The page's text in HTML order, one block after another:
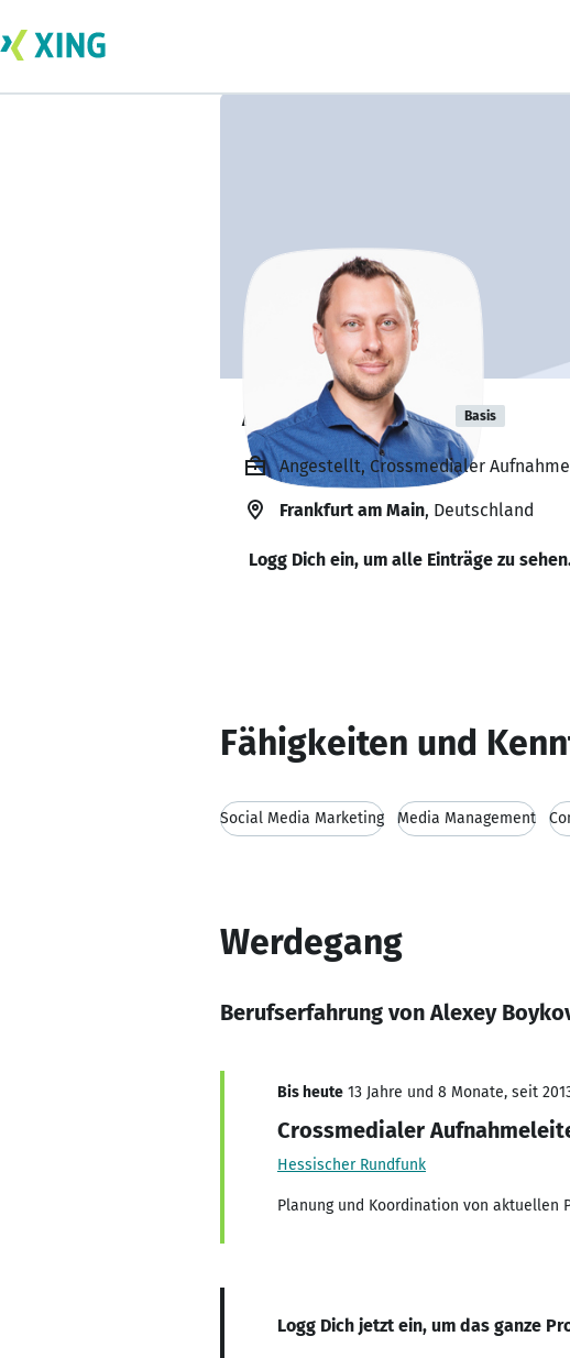
Alexey Boykov Basis
Angestellt, Crossmedialer
Frankfurt am Main, Deutschland
Logg Dich ein, um alle Einträge zu
Fähigkeiten und
Social Media Marketing Media Management
Werdegang
Berufserfahrung von Alexey
Bis heute 13 Jahre und 8 Monate, seit
Crossmedialer
Hessischer Rundfunk
Planung und Koordination von aktuellen
Logg Dich jetzt ein, um das ganze